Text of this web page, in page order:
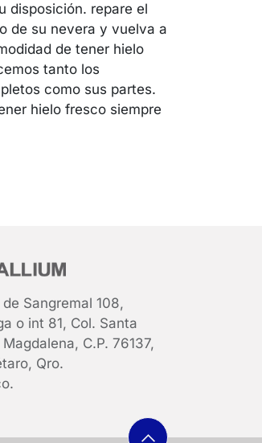
disposición. repare el
de su nevera y vuelva a
de tener hielo
tanto los
como sus partes.
hielo fresco siempre
Sangremal 108,
o int 81, Col. Santa
C.P. 76137,
Qro.